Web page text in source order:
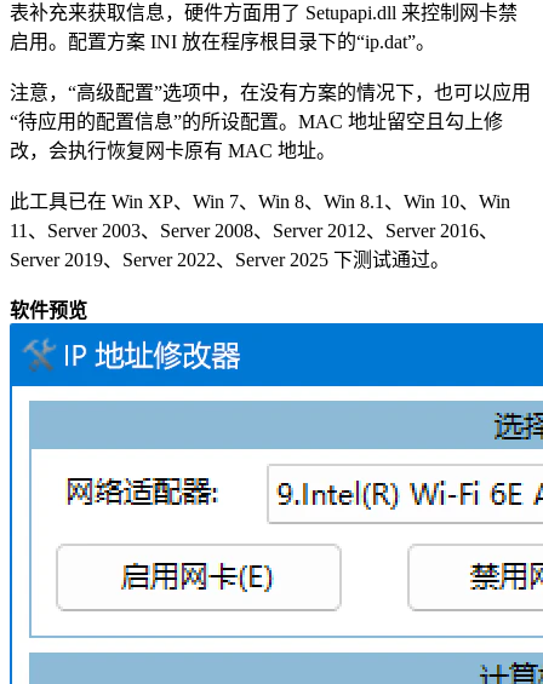
表补充来获取信息，硬件方面用了 Setupapi.dll 来控制网卡禁
启用。配置方案 INI 放在程序根目录下的“ip.dat”。
注意，“高级配置”选项中，在没有方案的情况下，也可以应用
“待应用的配置信息”的所设配置。MAC 地址留空且勾上修
改，会执行恢复网卡原有 MAC 地址。
此工具已在 Win XP、Win 7、Win 8、Win 8.1、Win 10、Win
11、Server 2003、Server 2008、Server 2012、Server 2016、
Server 2019、Server 2022、Server 2025 下测试通过。
软件预览